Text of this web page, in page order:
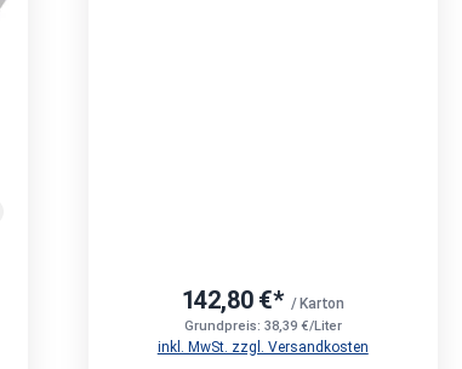
142,80 €* / Karton
Grundpreis: 38,39 €/Liter
inkl. MwSt. zzgl. Versandkosten